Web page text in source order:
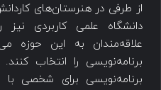
از طرفی در هنرستان‌های
دانشگاه علمی کاربردی
علاقه‌مندان به این حوزه
برنامه‌نویسی را انتخاب
برنامه‌نویسی برای شخصی با